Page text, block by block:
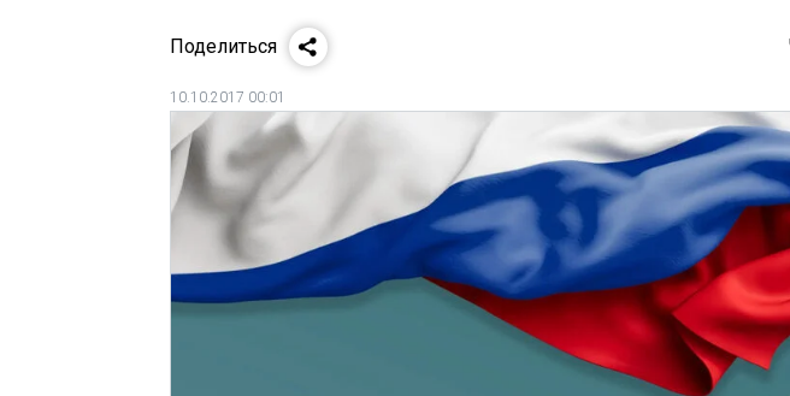
Поделиться
10.10.2017 00:01